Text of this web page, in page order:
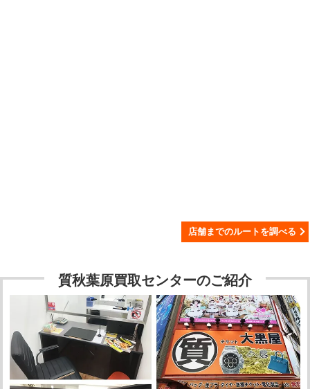
店舗までのルートを調べる
質秋葉原買取センターのご紹介